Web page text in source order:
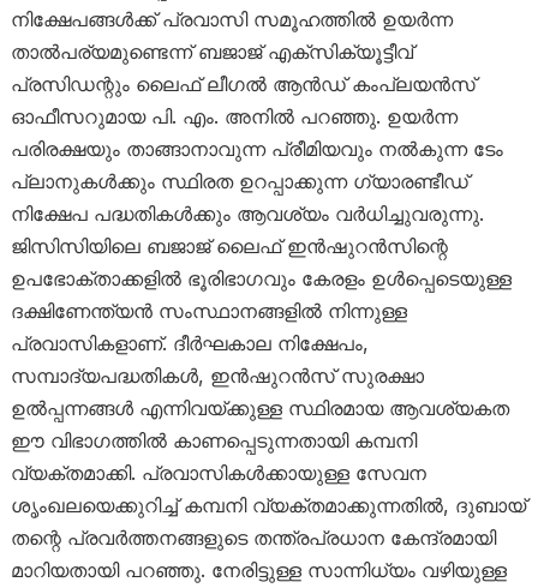
നിക്ഷേപങ്ങൾക്ക് പ്രവാസി സമൂഹത്തിൽ ഉയർന്ന
താൽപര്യമുണ്ടെന്ന് ബജാജ് എക്സിക്യൂട്ടീവ്
പ്രസിഡന്റും ലൈഫ് ലീഗൽ ആൻഡ് കംപ്ലയൻസ്
ഓഫീസറുമായ പി. എം. അനിൽ പറഞ്ഞു. ഉയർന്ന
പരിരക്ഷയും താങ്ങാനാവുന്ന പ്രീമിയവും നൽകുന്ന ടേം
പ്ലാനുകൾക്കും സ്ഥിരത ഉറപ്പാക്കുന്ന ഗ്യാരണ്ടീഡ്
നിക്ഷേപ പദ്ധതികൾക്കും ആവശ്യം വർധിച്ചുവരുന്നു.
ജിസിസിയിലെ ബജാജ് ലൈഫ് ഇൻഷുറൻസിന്റെ
ഉപഭോക്താക്കളിൽ ഭൂരിഭാഗവും കേരളം ഉൾപ്പെടെയുള്ള
ദക്ഷിണേന്ത്യൻ സംസ്ഥാനങ്ങളിൽ നിന്നുള്ള
പ്രവാസികളാണ്. ദീർഘകാല നിക്ഷേപം,
സമ്പാദ്യപദ്ധതികൾ, ഇൻഷുറൻസ് സുരക്ഷാ
ഉൽപ്പന്നങ്ങൾ എന്നിവയ്ക്കുള്ള സ്ഥിരമായ ആവശ്യകത
ഈ വിഭാഗത്തിൽ കാണപ്പെടുന്നതായി കമ്പനി
വ്യക്തമാക്കി. പ്രവാസികൾക്കായുള്ള സേവന
ശൃംഖലയെക്കുറിച്ച് കമ്പനി വ്യക്തമാക്കുന്നതിൽ, ദുബായ്
തന്റെ പ്രവർത്തനങ്ങളുടെ തന്ത്രപ്രധാന കേന്ദ്രമായി
മാറിയതായി പറഞ്ഞു. നേരിട്ടുള്ള സാന്നിധ്യം വഴിയുള്ള